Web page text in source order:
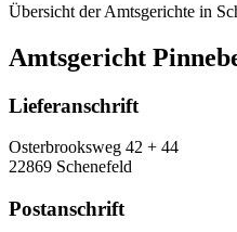
Übersicht der Amtsgerichte in
Amtsgericht
Lieferanschrift
Osterbrooksweg 42 + 44
22869 Schenefeld
Postanschrift